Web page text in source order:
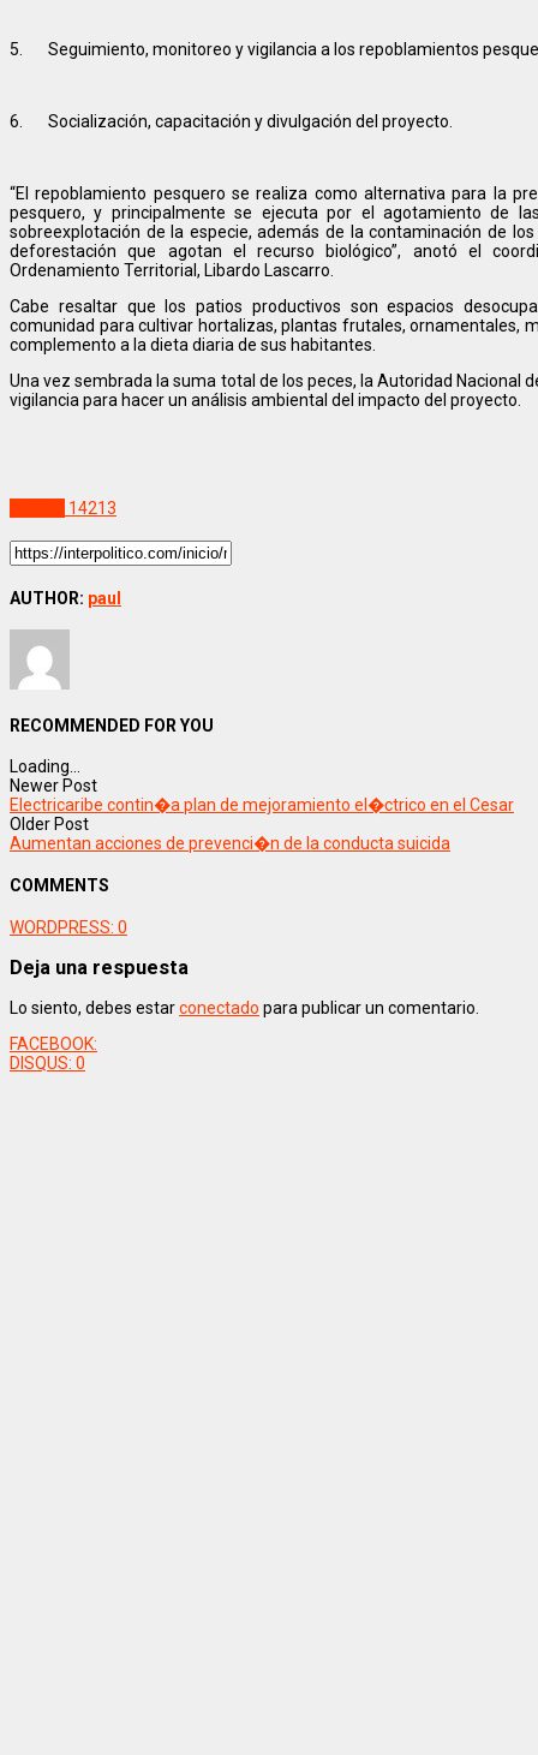
5. Seguimiento, monitoreo y vigilancia a los repoblamientos
6. Socialización, capacitación y divulgación del proyecto.
“El repoblamiento pesquero se realiza como alternativa para la
pesquero, y principalmente se ejecuta por el agotamiento de
sobreexplotación de la especie, además de la contaminación de
deforestación que agotan el recurso biológico”, anotó el
Ordenamiento Territorial, Libardo Lascarro.
Cabe resaltar que los patios productivos son espacios
comunidad para cultivar hortalizas, plantas frutales, ornamentales,
complemento a la dieta diaria de sus habitantes.
Una vez sembrada la suma total de los peces, la Autoridad Nacional
vigilancia para hacer un análisis ambiental del impacto del proyecto.
14213
AUTHOR: paul
RECOMMENDED FOR YOU
Loading...
Newer Post
Electricaribe contin�a plan de mejoramiento el�ctrico en el Cesar
Older Post
Aumentan acciones de prevenci�n de la conducta suicida
COMMENTS
WORDPRESS: 0
Deja una respuesta
Lo siento, debes estarconectado para publicar un comentario.
FACEBOOK:
DISQUS: 0